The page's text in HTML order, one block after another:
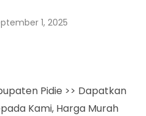
1, 2025
Pidie >> Dapatkan
Kami, Harga Murah